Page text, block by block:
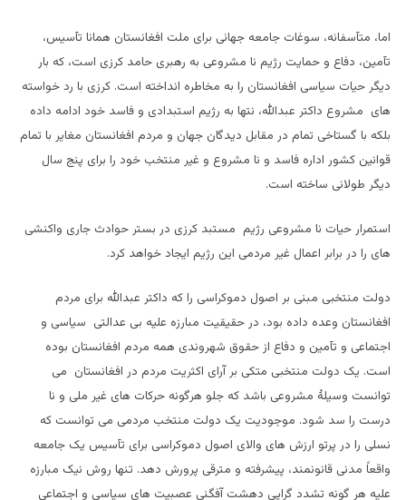
اما، متآسفانه، سوغات جامعه جهانی برای ملت افغانستان همانا تآسیس،
تآمین، دفاع و حمایت رژیم نا مشروعی به رهبری حامد کرزی است، که بار
دیگر حیات سیاسی افغانستان را به مخاطره انداخته است. کرزی با رد خواسته
های مشروع داکتر عبدالله، نتها به رژیم استبدادی و فاسد خود ادامه داده
بلکه با گستاخی تمام در مقابل دیدگان جهان و مردم افغانستان مغایر با تمام
قوانین کشور اداره فاسد و نا مشروع و غیر منتخب خود را برای پنج سال
دیگر طولانی ساخته است.
استمرار حیات نا مشروعی رژیم مستبد کرزی در بستر حوادث جاری واکنشی
های را در برابر اعمال غیر مردمی این رژیم ایجاد خواهد کرد.
دولت منتخبی مبنی بر اصول دموکراسی را که داکتر عبدالله برای مردم
افغانستان وعده داده بود، در حقیقیت مبارزه علیه بی عدالتی سیاسی و
اجتماعی و تآمین و دفاع از حقوق شهروندی همه مردم افغانستان بوده
است. یک دولت منتخبی متکی بر آرای اکثریت مردم در افغانستان می
توانست وسیلۀ مشروعی باشد که جلو هرگونه حرکات های غیر ملی و نا
درست را سد شود. موجودیت یک دولت منتخب مردمی می توانست که
نسلی را در پرتو ارزش های والای اصول دموکراسی برای تآسیس یک جامعه
واقعاً مدنی قانونمند، پیشرفته و مترقی پرورش دهد. تنها روش نیک مبارزه
علیه هر گونه تشدد گرایی دهشت آفگنی عصبیت های سیاسی و اجتماعی